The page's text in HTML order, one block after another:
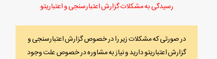
رسیدگی به مشکلات گزارش اعتبارسنجی و اعتباریتو
در صورتی که مشکلات زیر را در خصوص گزارش اعتبارسنجی و
گزارش اعتباریتو دارید و نیاز به مشاوره در خصوص علت وجود